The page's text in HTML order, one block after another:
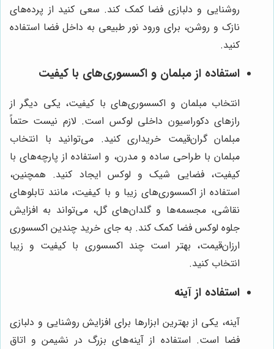
روشنایی و دلبازی فضا کمک کند. سعی کنید از پرده‌های
نازک و روشن، برای ورود نور طبیعی به داخل فضا استفاده
کنید.
استفاده از مبلمان و اکسسوری‌های با کیفیت
انتخاب مبلمان و اکسسوری‌های با کیفیت، یکی دیگر از
رازهای دکوراسیون داخلی لوکس است. لازم نیست حتماً
مبلمان گران‌قیمت خریداری کنید. می‌توانید با انتخاب
مبلمان با طراحی ساده و مدرن، و استفاده از پارچه‌های با
کیفیت، فضایی شیک و لوکس ایجاد کنید. همچنین،
استفاده از اکسسوری‌های زیبا و با کیفیت، مانند تابلوهای
نقاشی، مجسمه‌ها و گلدان‌های گل، می‌تواند به افزایش
جلوه لوکس فضا کمک کند. به جای خرید چندین اکسسوری
ارزان‌قیمت، بهتر است چند اکسسوری با کیفیت و زیبا
انتخاب کنید.
استفاده از آینه
آینه، یکی از بهترین ابزارها برای افزایش روشنایی و دلبازی
فضا است. استفاده از آینه‌های بزرگ در نشیمن و اتاق